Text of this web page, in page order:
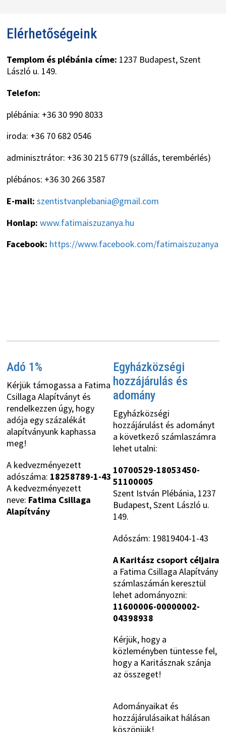
Elérhetőségeink
Templom és plébánia címe: 1237 Budapest, Szent
László u. 149.
Telefon:
plébánia: +36 30 990 8033
iroda: +36 70 682 0546
adminisztrátor: +36 30 215 6779 (szállás, terembérlés)
plébános: +36 30 266 3587
E-mail: szentistvanplebania@gmail.com
Honlap: www.fatimaiszuzanya.hu
Facebook: https://www.facebook.com/fatimaiszuzanya
Adó 1%
Kérjük támogassa a Fatima
Csillaga Alapítványt és
rendelkezzen úgy, hogy
adója egy százalékát
alapítványunk kaphassa
meg!
A kedvezményezett
adószáma: 18258789-1-43
A kedvezményezett
neve: Fatima Csillaga
Alapítvány
Egyházközségi
hozzájárulás és
adomány
Egyházközségi
hozzájárulást és adományt
a következő számlaszámra
lehet utalni:
10700529-18053450-
51100005
Szent István Plébánia, 1237
Budapest, Szent László u.
149.
Adószám: 19819404-1-43
A Karitász csoport céljaira
a Fatima Csillaga Alapítvány
számlaszámán keresztül
lehet adományozni:
11600006-00000002-
04398938
Kérjük, hogy a
közleményben tüntesse fel,
hogy a Karitásznak szánja
az összeget!
Adományaikat és
hozzájárulásaikat hálásan
köszönjük!